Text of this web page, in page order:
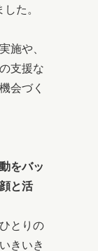
た。
施や、
支援な
会づく
をバッ
と活
とりの
きいき